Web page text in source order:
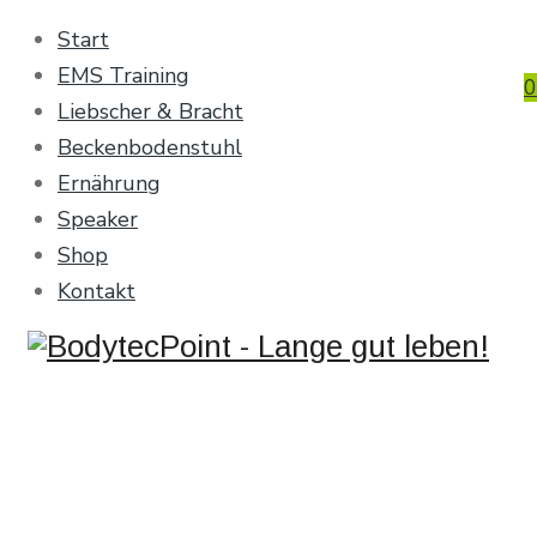
Start
EMS Training
Liebscher & Bracht
Beckenbodenstuhl
Ernährung
Speaker
Shop
Kontakt
0